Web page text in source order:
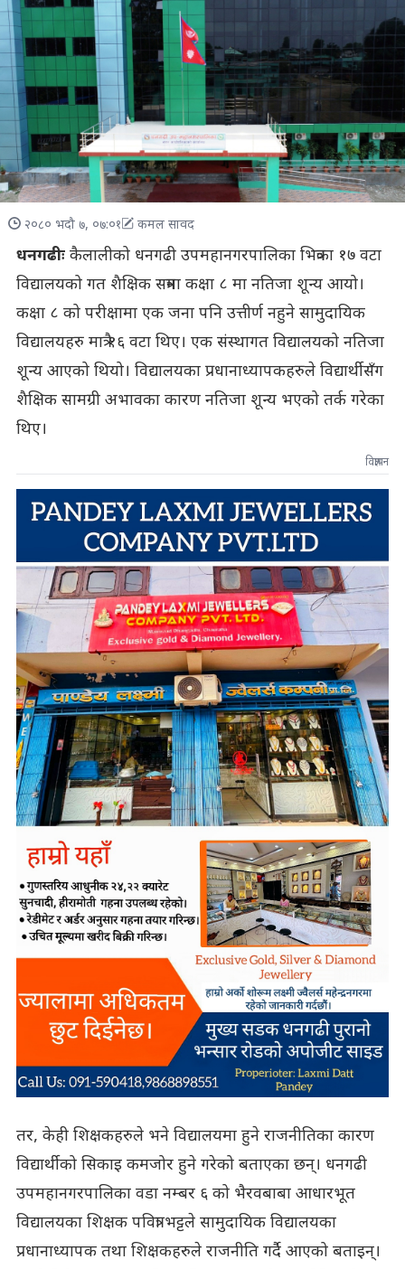
२०८० भदौ ७, ०७:०१ कमल सावद
धनगढीःकैलालीको धनगढी उपमहानगरपालिका भित्रका १७ वटा
विद्यालयको गत शैक्षिक सत्रमा कक्षा ८ मा नतिजा शून्य आयो।
कक्षा ८ को परीक्षामा एक जना पनि उत्तीर्ण नहुने सामुदायिक
विद्यालयहरु मात्रै १६ वटा थिए। एक संस्थागत विद्यालयको नतिजा
शून्य आएको थियो। विद्यालयका प्रधानाध्यापकहरुले विद्यार्थीसँग
शैक्षिक सामग्री अभावका कारण नतिजा शून्य भएको तर्क गरेका
थिए।
विज्ञापन
तर, केही शिक्षकहरुले भने विद्यालयमा हुने राजनीतिका कारण
विद्यार्थीको सिकाइ कमजोर हुने गरेको बताएका छन्। धनगढी
उपमहानगरपालिका वडा नम्बर ६ को भैरवबाबा आधारभूत
विद्यालयका शिक्षक पवित्रा भट्टले सामुदायिक विद्यालयका
प्रधानाध्यापक तथा शिक्षकहरुले राजनीति गर्दै आएको बताइन्।